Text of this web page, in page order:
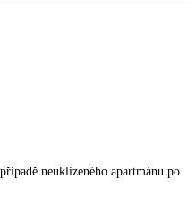
neuklizeného apartmánu po